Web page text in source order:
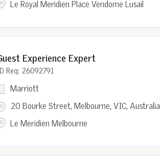
Le Royal Meridien Place Vendome Lusail
Experience Expert
26092791
20 Bourke Street, Melbourne, VIC, Australia
Marriott
Le Meridien Melbourne